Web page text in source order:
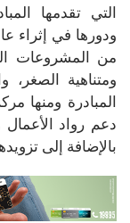
التي تقدمها
ودورها في إثراء
من المشروعات
ومتناهية الصغر،
المبادرة ومنها
دعم رواد
بالإضافة إلى